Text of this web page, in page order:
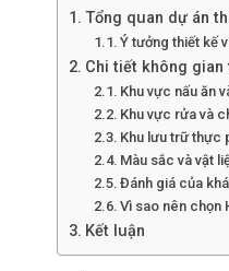
Tổng quan dự án
Ý tưởng thiết kế
Chi tiết không gian
Khu vực nấu ăn
Khu vực rửa và
Khu lưu trữ thực
Màu sắc và vật
Đánh giá của
Vì sao nên chọn
Kết luận